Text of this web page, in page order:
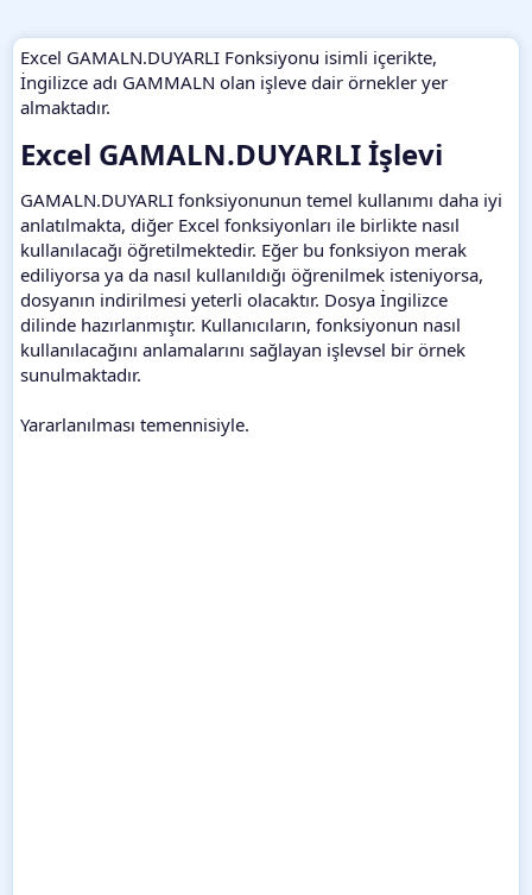
Excel GAMALN.DUYARLI Fonksiyonu isimli içerikte,
İngilizce adı GAMMALN olan işleve dair örnekler yer
almaktadır.
Excel GAMALN.DUYARLI İşlevi​
GAMALN.DUYARLI fonksiyonunun temel kullanımı daha iyi
anlatılmakta, diğer Excel fonksiyonları ile birlikte nasıl
kullanılacağı öğretilmektedir. Eğer bu fonksiyon merak
ediliyorsa ya da nasıl kullanıldığı öğrenilmek isteniyorsa,
dosyanın indirilmesi yeterli olacaktır. Dosya İngilizce
dilinde hazırlanmıştır. Kullanıcıların, fonksiyonun nasıl
kullanılacağını anlamalarını sağlayan işlevsel bir örnek
sunulmaktadır.
Yararlanılması temennisiyle.